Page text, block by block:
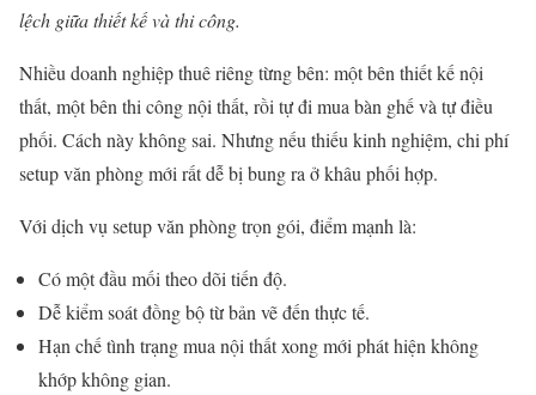
lệch giữa thiết kế và thi công.
Nhiều doanh nghiệp thuê riêng từng bên: một bên thiết kế nội
thất, một bên thi công nội thất, rồi tự đi mua bàn ghế và tự điều
phối. Cách này không sai. Nhưng nếu thiếu kinh nghiệm, chi phí
setup văn phòng mới rất dễ bị bung ra ở khâu phối hợp.
Với dịch vụ setup văn phòng trọn gói, điểm mạnh là:
Có một đầu mối theo dõi tiến độ.
Dễ kiểm soát đồng bộ từ bản vẽ đến thực tế.
Hạn chế tình trạng mua nội thất xong mới phát hiện không
khớp không gian.